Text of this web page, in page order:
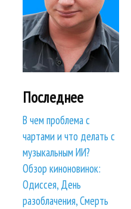
Последнее
В чем проблема с
чартами и что делать с
музыкальным ИИ?
Обзор киноновинок:
Одиссея, День
разоблачения, Смерть